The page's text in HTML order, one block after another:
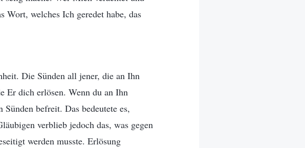
welches Ich geredet habe, das
Die Sünden all jener, die an Ihn
Er dich erlösen. Wenn du an Ihn
befreit. Das bedeutete es,
verblieb jedoch das, was gegen
werden musste. Erlösung